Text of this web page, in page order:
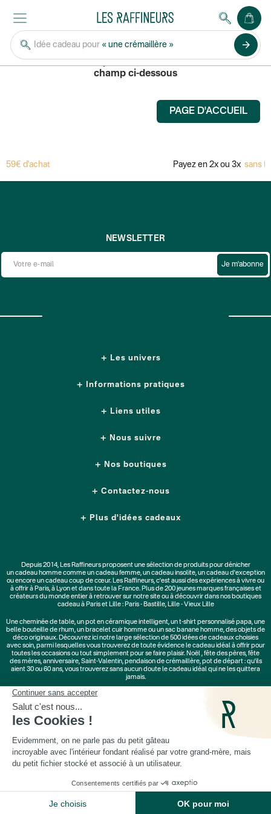
Idée cadeau pour « une crémaillère » arrow_forward
ATELIER HAUT PERCHÉ
Pour rechercher un produit, saisissez son nom dans le
champ ci-dessous
PAGE D'ACCUEIL
59€ d'achat Payez en 2x ou 3x sans
Les univers
Informations pratiques
Liens utiles
NEWSLETTER
Je m'abonne
Nous suivre
Nos boutiques
Contactez-nous
Plus d'idées cadeaux
Depuis 2014, Les Raffineurs proposent une sélection de produits pour dénicher
uncadeau hommecomme un cadeau femme, uncadeau insolite, uncadeau d'exception
ou encore un cadeau coup de cœur. Les Raffineurs, c'est aussi desexpériences à vivreou
à offrir à Paris, à Lyon et dans toute la France. Plus de200 jeunes marquesfrançaises et
créateurs du monde entier à retrouver sur notre site ou à découvrir dans nos boutiques
cadeau à Paris et Lille : Paris - Bastille, Lille - Vieux Lille
Unecheminée de table, unpot en céramique intelligent, unt-shirt personnalisé papa, une
belle bouteille de rhum, un bracelet cuir hommeou unsac banane homme, desobjets de
déco originaux. Découvrez ici notre large sélection de500 idées de cadeauxchoisies
avec soin, parmi lesquelles vous trouverez de toute évidence le cadeau idéal à offrir pour
toutes les occasions ou tout simplement pour se faire plaisir. Noël,fête des pères,fête
des mères,anniversaire,Saint-Valentin,pendaison de crémaillère, pot de départ : qu'ils
aient 30 ou 60 ans, vous trouverez sans aucun doute le cadeau idéal qui ne les quittera
jamais.
Cadeaux Saint-Valentin|Cadeaux Fête des Grands-Mères
Cadeaux Fête des Pères
Cadeaux Secret Santa
© Les Raffineurs 2014-2026 | Mentions légales-Cookies-Politique de confidentialité